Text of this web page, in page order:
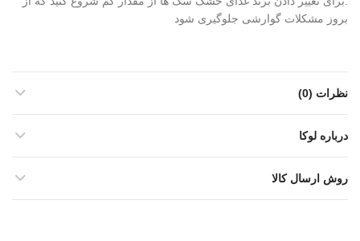
بروز مشکلات گوارشی جلوگیری شود
نظرات (0)
درباره لوکا
روش ارسال کالا